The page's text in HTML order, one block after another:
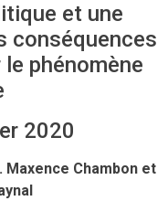
et une
conséquences
phénomène
2020
Chambon et